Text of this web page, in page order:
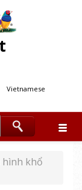
Vietnamese
khổ